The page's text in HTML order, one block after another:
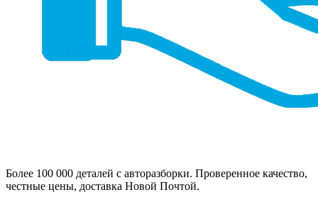
Более 100 000 деталей с авторазборки. Проверенное качество,
честные цены, доставка Новой Почтой.